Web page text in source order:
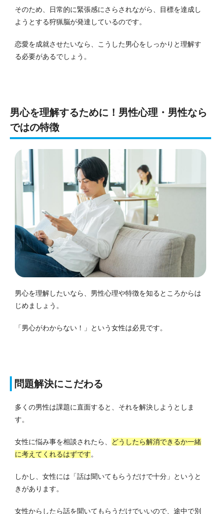
そのため、日常的に緊張感にさらされながら、目標を達成し
ようとする狩猟脳が発達しているのです。
恋愛を成就させたいなら、こうした男心をしっかりと理解す
る必要があるでしょう。
男心を理解するために！男性心理・男性なら
ではの特徴
男心を理解したいなら、男性心理や特徴を知るところからは
じめましょう。
「男心がわからない！」という女性は必見です。
問題解決にこだわる
多くの男性は課題に直面すると、それを解決しようとしま
す。
女性に悩み事を相談されたら、
どうしたら解消できるか一緒
に考えてくれるはずです。
しかし、女性には「話は聞いてもらうだけで十分」というと
きがあります。
女性からしたら話を聞いてもらうだけでいいので、途中で別